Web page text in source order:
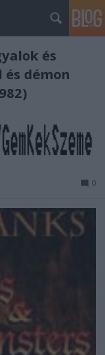
és
démon
0